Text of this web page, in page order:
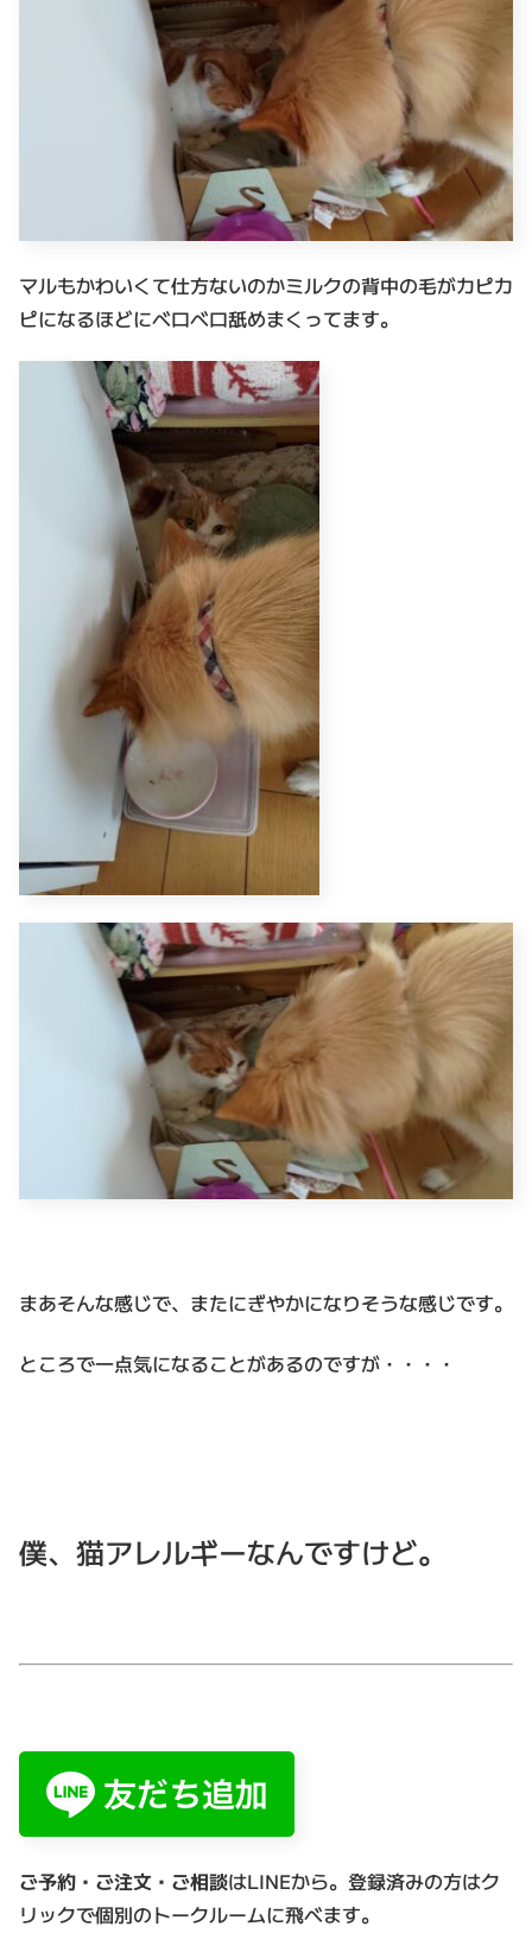
マルもかわいくて仕方ないのかミルクの背中の毛がカピカ
ピになるほどにベロベロ舐めまくってます。
まあそんな感じで、またにぎやかになりそうな感じです。
ところで一点気になることがあるのですが・・・・
僕、猫アレルギーなんですけど。
ご予約・ご注文・ご相談はLINEから。登録済みの方はク
リックで個別のトークルームに飛べます。